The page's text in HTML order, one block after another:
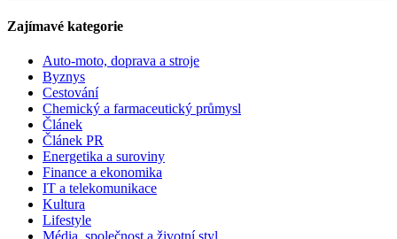
Zajímavé kategorie
Auto-moto, doprava a stroje
Byznys
Cestování
Chemický a farmaceutický průmysl
Článek
Článek PR
Energetika a suroviny
Finance a ekonomika
IT a telekomunikace
Kultura
Lifestyle